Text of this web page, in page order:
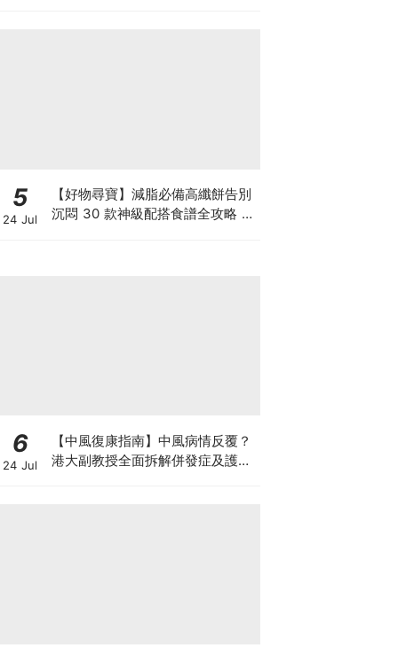
5
24 Jul
【好物尋寶】減脂必備高纖餅告別
沉悶 30 款神級配搭食譜全攻略 日
6
24 Jul
【中風復康指南】中風病情反覆？
港大副教授全面拆解併發症及護理